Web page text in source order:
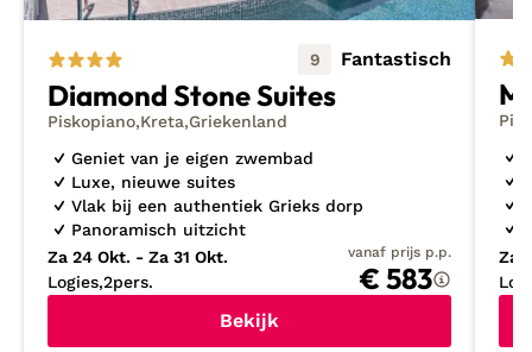
9 Fantastisch
Diamond Stone Suites
Piskopiano Kreta Griekenland
Geniet van je eigen zwembad
Luxe, nieuwe suites
Vlak bij een authentiek Grieks dorp
Panoramisch uitzicht
Za 24 Okt. - Za 31 Okt.
Logies 2pers.
vanaf prijs p.p.
€ 583
Bekijk
Za